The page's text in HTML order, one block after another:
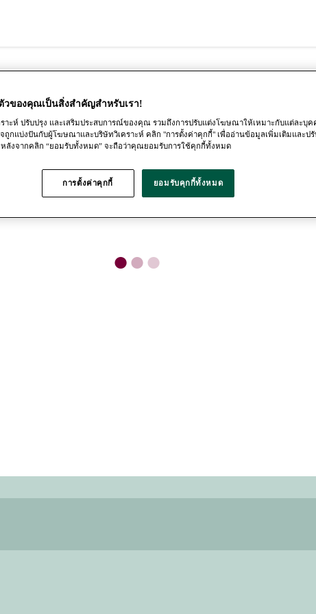
●●●
วของคุณเป็นสิ่งสําคัญสำหรับเรา!
ราะห์ ปรับปรุง และเสริมประสบการณ์ของคุณ รวมถึงการปรับแต่งโฆษณาให้เหมาะกับแต่ละบุค
ถูกแบ่งปันกับผู้โฆษณาและบริษัทวิเคราะห์ คลิก "การตั้งค่าคุกกี้" เพื่ออ่านข้อมูลเพิ่มเติมและปรั
ลังจากคลิก “ยอมรับทั้งหมด” จะถือว่าคุณยอมรับการใช้คุกกี้ทั้งหมด
การตั้งค่าคุกกี้ ยอมรับคุกกี้ทั้งหมด